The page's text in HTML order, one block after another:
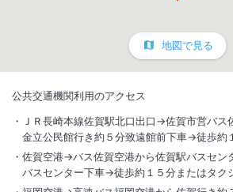
地図で見る
公共交通機関利用のアクセス
ＪＲ長崎本線佐賀駅北口出口→佐賀市営バス
金立公民館行き約５分致遠館前下車→徒歩約
佐賀空港→バス佐賀空港から佐賀駅バスセン
バスセンター下車→徒歩約１５分またはタク